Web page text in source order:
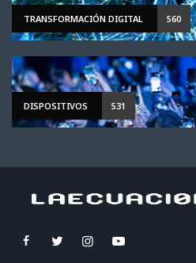
TRANSFORMACIÓN DIGITAL 560
DISPOSITIVOS 531